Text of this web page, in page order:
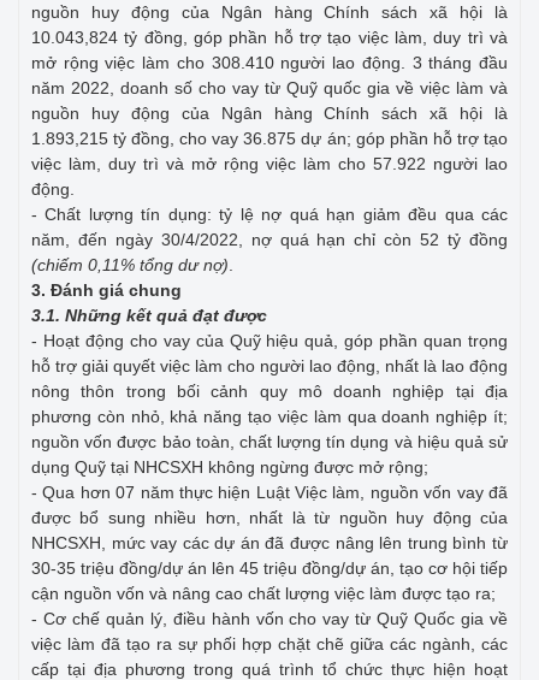
nguồn huy động của Ngân hàng Chính sách xã hội là
10.043,824 tỷ đồng, góp phần hỗ trợ tạo việc làm, duy trì và
mở rộng việc làm cho 308.410 người lao động. 3 tháng đầu
năm 2022, doanh số cho vay từ Quỹ quốc gia về việc làm và
nguồn huy động của Ngân hàng Chính sách xã hội là
1.893,215 tỷ đồng, cho vay 36.875 dự án; góp phần hỗ trợ tạo
việc làm, duy trì và mở rộng việc làm cho 57.922 người lao
động.
- Chất lượng tín dụng: tỷ lệ nợ quá hạn giảm đều qua các
năm, đến ngày 30/4/2022, nợ quá hạn chỉ còn 52 tỷ đồng
(chiếm 0,11% tổng dư nợ)
3. Đánh giá chung
3.1. Những kết quả đạt được
- Hoạt động cho vay của Quỹ hiệu quả, góp phần quan trọng
hỗ trợ giải quyết việc làm cho người lao động, nhất là lao động
nông thôn trong bối cảnh quy mô doanh nghiệp tại địa
phương còn nhỏ, khả năng tạo việc làm qua doanh nghiệp ít;
nguồn vốn được bảo toàn, chất lượng tín dụng và hiệu quả sử
dụng Quỹ tại NHCSXH không ngừng được mở rộng;
- Qua hơn 07 năm thực hiện Luật Việc làm, nguồn vốn vay đã
được bổ sung nhiều hơn, nhất là từ nguồn huy động của
NHCSXH, mức vay các dự án đã được nâng lên trung bình từ
30-35 triệu đồng/dự án lên 45 triệu đồng/dự án, tạo cơ hội tiếp
cận nguồn vốn và nâng cao chất lượng việc làm được tạo ra;
- Cơ chế quản lý, điều hành vốn cho vay từ Quỹ Quốc gia về
việc làm đã tạo ra sự phối hợp chặt chẽ giữa các ngành, các
cấp tại địa phương trong quá trình tổ chức thực hiện hoạt